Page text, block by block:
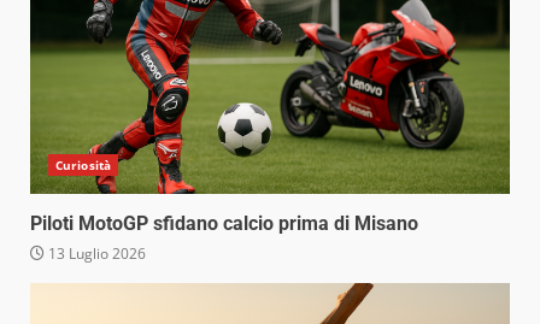
Curiosità
Piloti MotoGP sfidano calcio prima di Misano
13 Luglio 2026